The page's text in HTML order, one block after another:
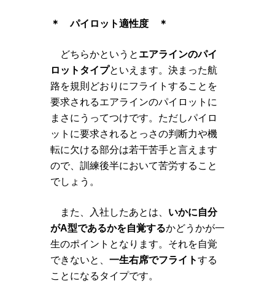
＊ パイロット適性度 ＊
どちらかというと エアラインのパイ
ロットタイプといえます。決まった航
路を規則どおりにフライトすることを
要求されるエアラインのパイロットに
まさにうってつけです。ただしパイロ
ットに要求されるとっさの判断力や機
転に欠ける部分は若干苦手と言えます
ので、訓練後半において苦労すること
でしょう。
また、入社したあとは、 いかに自分
がA型であるかを自覚するかどうかが一
生のポイントとなります。それを自覚
できないと、 一生右席でフライトする
ことになるタイプです。